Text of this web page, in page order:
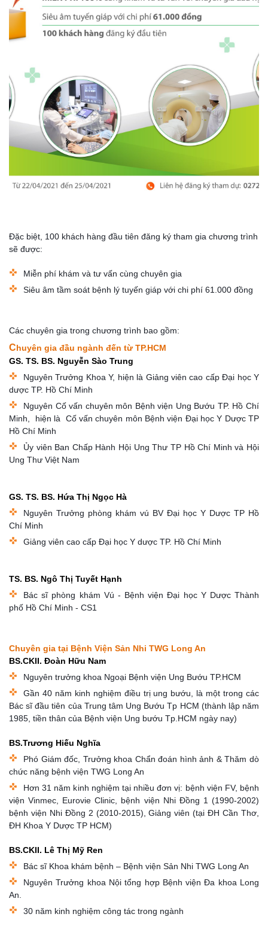
Đặc biệt, 100 khách hàng đầu tiên đăng ký tham gia chương trình
sẽ được:
Miễn phí khám và tư vấn cùng chuyên gia
Siêu âm tầm soát bệnh lý tuyến giáp với chi phí 61.000 đồng
Các chuyên gia trong chương trình bao gồm:
Chuyên gia đầu ngành đến từ TP.HCM
GS. TS. BS. Nguyễn Sào Trung
Nguyên Trưởng Khoa Y, hiện là Giảng viên cao cấp Đại học Y
dược TP. Hồ Chí Minh
Nguyên Cố vấn chuyên môn Bệnh viện Ung Bướu TP. Hồ Chí
Minh, hiện là Cố vấn chuyên môn Bệnh viện Đại học Y Dược TP
Hồ Chí Minh
Ủy viên Ban Chấp Hành Hội Ung Thư TP Hồ Chí Minh và Hội
Ung Thư Việt Nam
GS. TS. BS. Hứa Thị Ngọc Hà
Nguyên Trưởng phòng khám vú BV Đại học Y Dược TP Hồ
Chí Minh
Giảng viên cao cấp Đại học Y dược TP. Hồ Chí Minh
TS. BS. Ngô Thị Tuyết Hạnh
Bác sĩ phòng khám Vú - Bệnh viện Đại học Y Dược Thành
phố Hồ Chí Minh - CS1
Chuyên gia tại Bệnh Viện Sản Nhi TWG Long An
BS.CKII. Đoàn Hữu Nam
Nguyên trưởng khoa Ngoại Bệnh viện Ung Bướu TP.HCM
Gần 40 năm kinh nghiệm điều trị ung bướu, là một trong các
Bác sĩ đầu tiên của Trung tâm Ung Bướu Tp HCM (thành lập năm
1985, tiền thân của Bệnh viện Ung bướu Tp.HCM ngày nay)
BS.Trương Hiếu Nghĩa
Phó Giám đốc, Trưởng khoa Chẩn đoán hình ảnh & Thăm dò
chức năng bệnh viện TWG Long An
Hơn 31 năm kinh nghiệm tại nhiều đơn vị: bệnh viện FV, bệnh
viện Vinmec, Eurovie Clinic, bệnh viện Nhi Đồng 1 (1990-2002)
bệnh viện Nhi Đồng 2 (2010-2015), Giảng viên (tại ĐH Cần Thơ,
ĐH Khoa Y Dược TP HCM)
BS.CKII. Lê Thị Mỹ Ren
Bác sĩ Khoa khám bệnh – Bệnh viện Sản Nhi TWG Long An
Nguyên Trưởng khoa Nội tổng hợp Bệnh viện Đa khoa Long
An.
30 năm kinh nghiệm công tác trong ngành